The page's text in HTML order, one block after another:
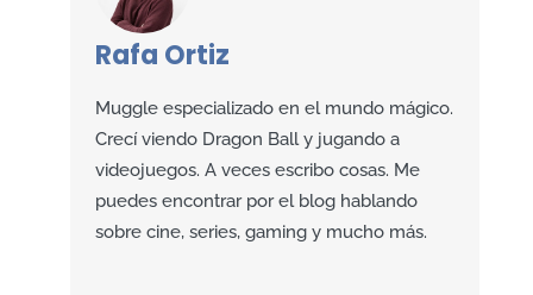
Rafa Ortiz
Muggle especializado en el mundo mágico.
Crecí viendo Dragon Ball y jugando a
videojuegos. A veces escribo cosas. Me
puedes encontrar por el blog hablando
sobre cine, series, gaming y mucho más.